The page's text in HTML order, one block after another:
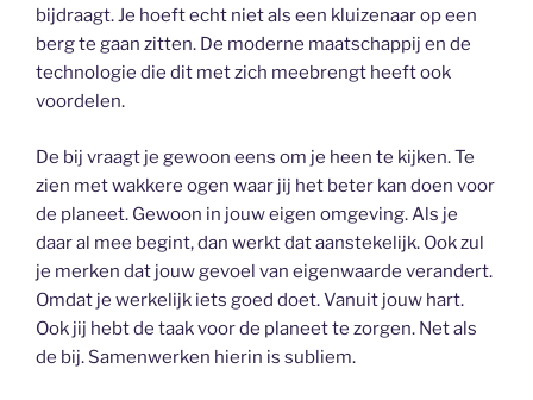
bijdraagt. Je hoeft echt niet als een kluizenaar op een
berg te gaan zitten. De moderne maatschappij en de
technologie die dit met zich meebrengt heeft ook
voordelen.
De bij vraagt je gewoon eens om je heen te kijken. Te
zien met wakkere ogen waar jij het beter kan doen voor
de planeet. Gewoon in jouw eigen omgeving. Als je
daar al mee begint, dan werkt dat aanstekelijk. Ook zul
je merken dat jouw gevoel van eigenwaarde verandert.
Omdat je werkelijk iets goed doet. Vanuit jouw hart.
Ook jij hebt de taak voor de planeet te zorgen. Net als
de bij. Samenwerken hierin is subliem.